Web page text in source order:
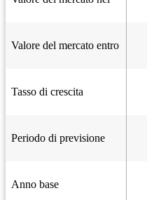
Valore del mercato entro
Tasso di crescita
Periodo di previsione
Anno base